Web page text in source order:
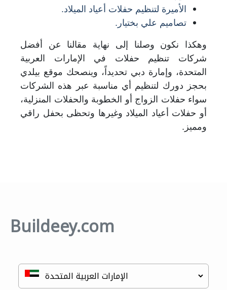
الأميرة لتنظيم حفلات أعياد الميلاد.
تصاميم علي بختيار.
وهكذا نكون وصلنا إلى نهاية مقالنا عن أفضل
شركات تنظيم حفلات في الإمارات العربية
المتحدة، وإمارة دبي تحديداً، وينصحك موقع بيلدي
بحجز دورك لتنظيم أي مناسبة عبر هذه الشركات
سواء حفلات الزواج أو الخطوبة والحفلات المنزلية،
أو حفلات أعياد الميلاد وغيرها وتحظى بحفل راقي
ومميز .
Buildeey.com